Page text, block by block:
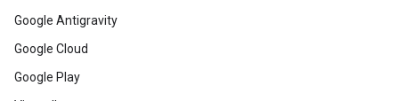
Google Antigravity
Google Cloud
Google Play